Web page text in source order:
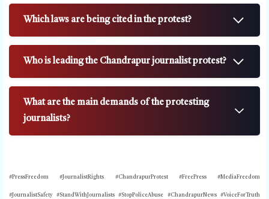
Which laws are being cited in the protest?
Who is leading the Chandrapur journalist protest?
What are the main demands of the protesting
journalists?
#PressFreedom #JournalistRights #ChandrapurProtest #FreePress #MediaFreedom
#JournalistSafety #StandWithJournalists #StopPoliceAbuse #ChandrapurNews #VoiceForTruth